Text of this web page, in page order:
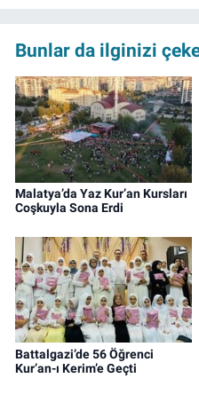
Bunlar da ilginizi
Malatya’da Yaz Kur’an Kursları
Coşkuyla Sona Erdi
Battalgazi’de 56 Öğrenci
Kur’an-ı Kerim’e Geçti